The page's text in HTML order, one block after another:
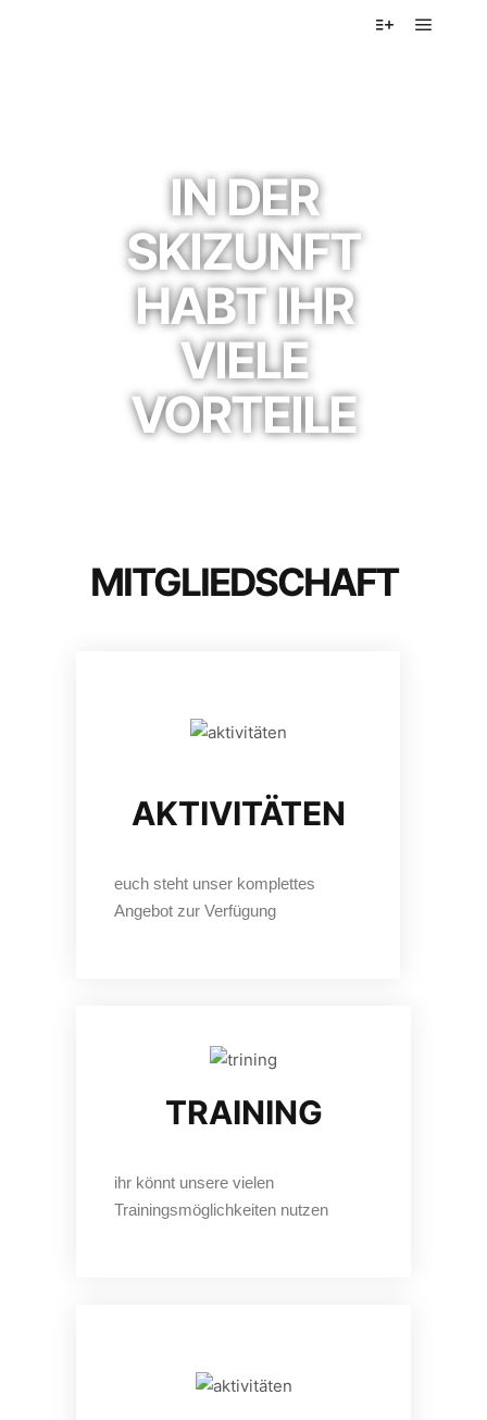
IN DER
SKIZUNFT
HABT IHR
VIELE
VORTEILE
MITGLIEDSCHAFT
AKTIVITÄTEN​
euch steht unser komplettes
Angebot zur Verfügung
TRAINING​
ihr könnt unsere vielen
Trainingsmöglichkeiten nutzen